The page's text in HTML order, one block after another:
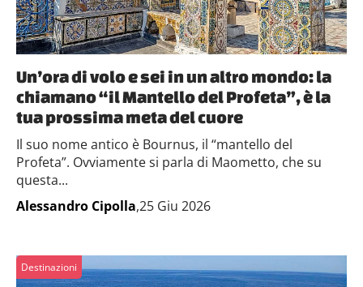
Un’ora di volo e sei in un altro mondo: la
chiamano “il Mantello del Profeta”, è la
tua prossima meta del cuore
Il suo nome antico è Bournus, il “mantello del
Profeta”. Ovviamente si parla di Maometto, che su
questa...
Alessandro Cipolla,25 Giu 2026
Destinazioni